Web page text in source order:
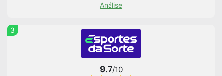
Análise
3
9.7/10